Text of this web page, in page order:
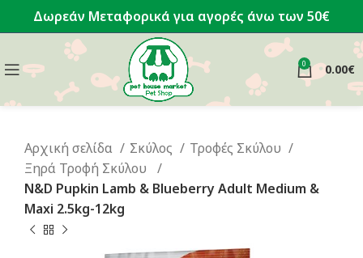
Δωρεάν Μεταφορικά για αγορές άνω των 50€
0 0.00€
Αρχική σελίδα Σκύλος
Τροφές Σκύλου
Ξηρά Τροφή Σκύλου
N&D Pupkin Lamb & Blueberry Adult Medium &
Maxi 2.5kg-12kg